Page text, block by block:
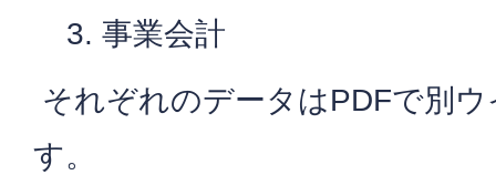
事業会計
それぞれのデータはPDFで別
す。